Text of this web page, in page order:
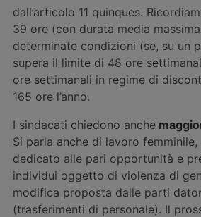
dall’articolo 11 quinques.
39 ore (con durata media
determinate condizioni (se, su un
supera il limite di 48 ore
ore settimanali in regime di
165 ore l’anno.
I sindacati chiedono anche
Si parla anche di lavoro
dedicato alle pari opportunità e
individui oggetto di violenza di
modifica proposta dalle parti
(trasferimenti di personale). Il